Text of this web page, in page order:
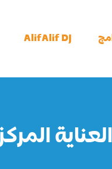
AlifAlif DJ